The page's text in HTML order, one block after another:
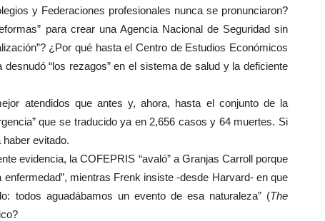
y Federaciones profesionales nunca se pronunciaron?
para crear una Agencia Nacional de Seguridad sin
¿Por qué hasta el Centro de Estudios Económicos
“los rezagos” en el sistema de salud y la deficiente
atendidos que antes y, ahora, hasta el conjunto de la
que se traducido ya en 2,656 casos y 64 muertes. Si
evitado.
evidencia, la COFEPRIS “avaló” a Granjas Carroll porque
mientras Frenk insiste -desde Harvard- en que
todos aguadábamos un evento de esa naturaleza” (The